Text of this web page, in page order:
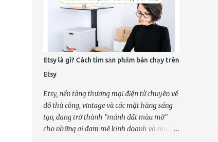
Etsy là gì? Cách tìm sản phẩm bán chạy trên
Etsy
Etsy, nền tảng thương mại điện tử chuyên về
đồ thủ công, vintage và các mặt hàng sáng
tạo, đang trở thành "mảnh đất màu mỡ"
cho những ai đam mê kinh doanh và muốn